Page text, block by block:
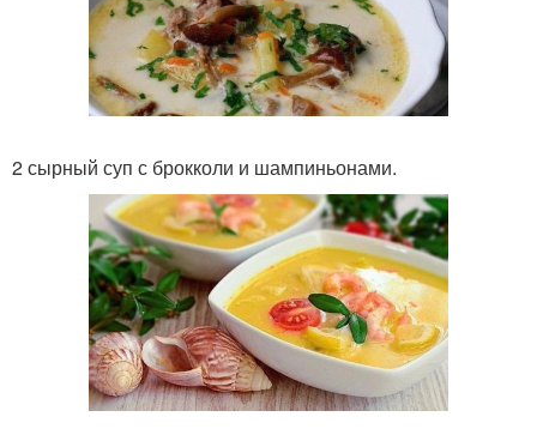
2 сырный суп с брокколи и шампиньонами.